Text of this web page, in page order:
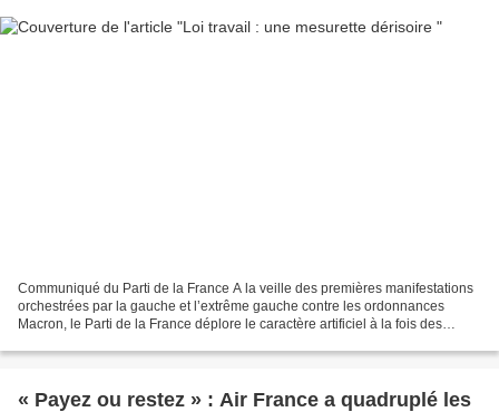
Communiqué du Parti de la France A la veille des premières manifestations
orchestrées par la gauche et l’extrême gauche contre les ordonnances
Macron, le Parti de la France déplore le caractère artificiel à la fois des
« Payez ou restez » : Air France a quadruplé les